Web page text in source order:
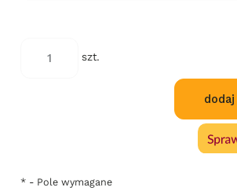
szt.
* - Pole wymagane